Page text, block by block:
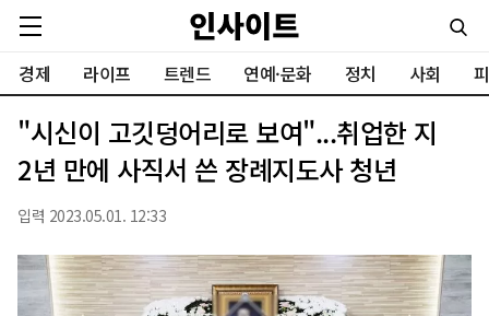
경제 라이프 트렌드 연예·문화 정치 사회
"시신이 고깃덩어리로 보여"...취업한 지
2년 만에 사직서 쓴 장례지도사 청년
입력 2023.05.01. 12:33